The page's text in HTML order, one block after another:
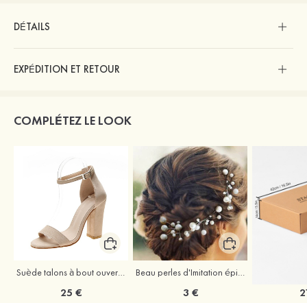
DÉTAILS
EXPÉDITION ET RETOUR
COMPLÉTEZ LE LOOK
Suède talons à bout ouvert sandales talon bottier chaussures pour les soirées
25 €
Beau perles d'Imitation épingles à cheveux coiffe
3 €